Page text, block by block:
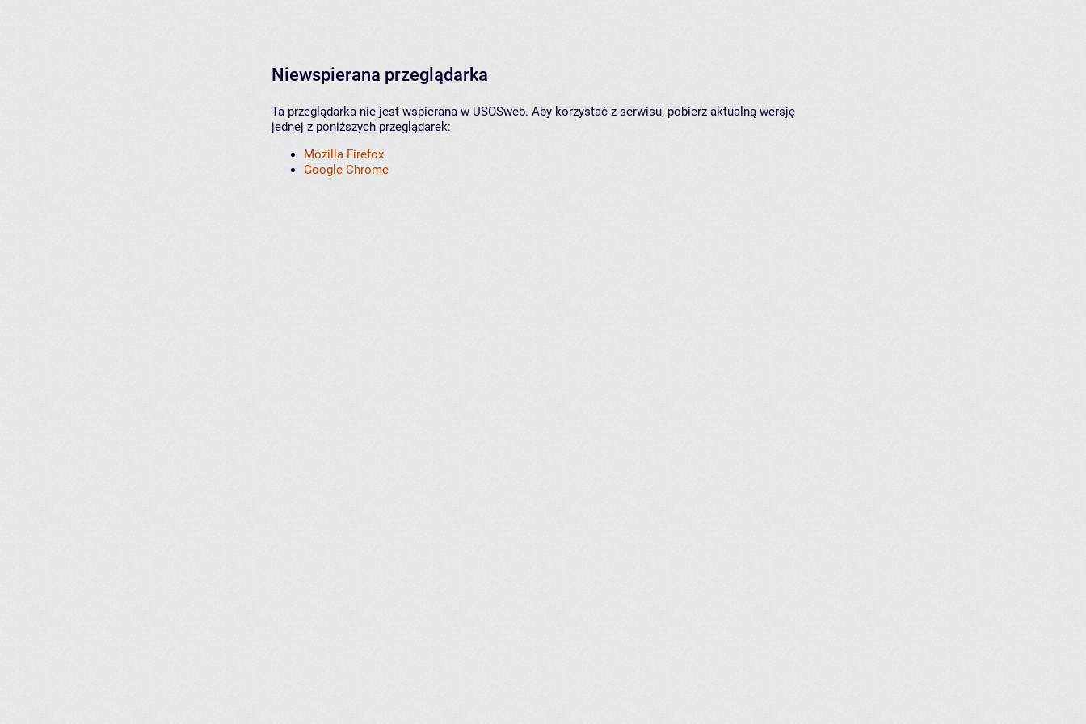
Niewspierana przeglądarka
Ta przeglądarka nie jest wspierana w USOSweb. Aby korzystać z serwisu, pobierz aktualną wersję
jednej z poniższych przeglądarek:
Mozilla Firefox
Google Chrome